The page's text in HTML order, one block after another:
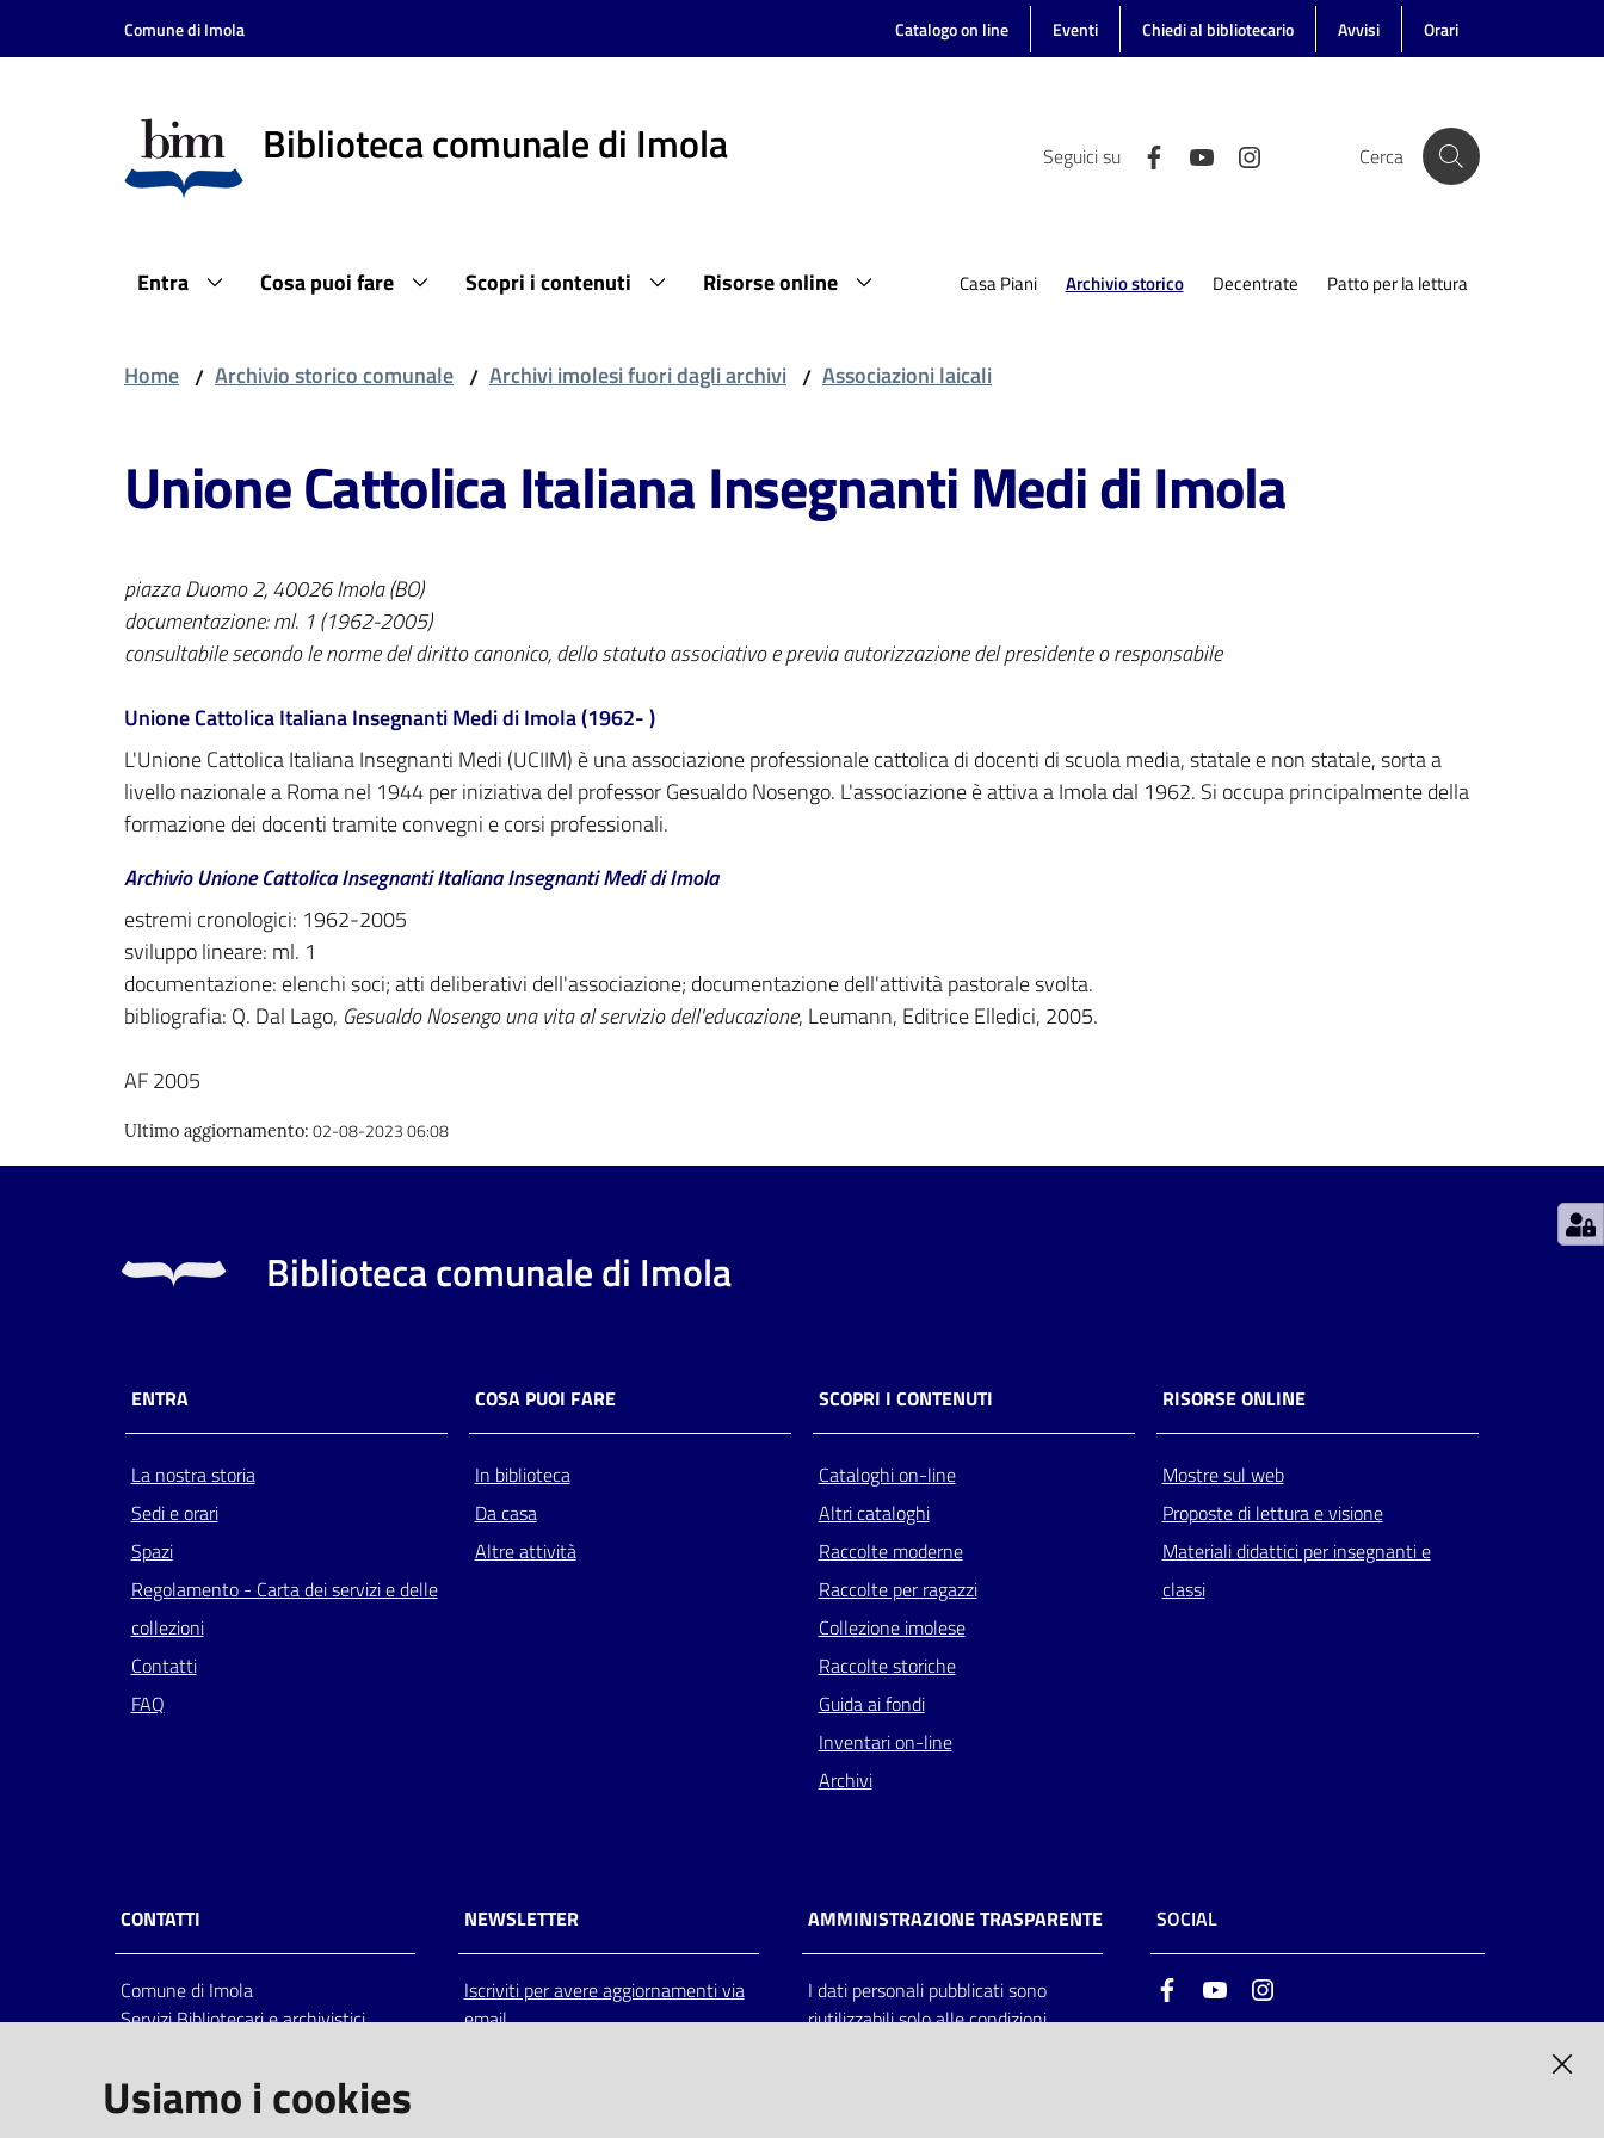
Vai al contenuto
Vai alla navigazione
Comune di Imola Catalogo on line Eventi Chiedi al bibliotecario Avvisi Orari
Biblioteca comunale di Imola Seguici su Cerca
Entra Cosa puoi fare Scopri i contenuti Risorse online Casa Piani Archivio storico
Menu selezionato Decentrate Patto per la lettura
Home / Archivio storico comunale / Archivi imolesi fuori dagli archivi / Associazioni laicali
Unione Cattolica Italiana Insegnanti Medi di Imola
piazza Duomo 2, 40026 Imola (BO)
documentazione: ml. 1 (1962-2005)
consultabile secondo le norme del diritto canonico, dello statuto associativo e previa autorizzazione del presidente o responsabile
Unione Cattolica Italiana Insegnanti Medi di Imola (1962- )
L'Unione Cattolica Italiana Insegnanti Medi (UCIIM) è una associazione professionale cattolica di docenti di scuola media, statale e non statale, sorta a
livello nazionale a Roma nel 1944 per iniziativa del professor Gesualdo Nosengo. L'associazione è attiva a Imola dal 1962. Si occupa principalmente della
formazione dei docenti tramite convegni e corsi professionali.
Archivio Unione Cattolica Insegnanti Italiana Insegnanti Medi di Imola
estremi cronologici: 1962-2005
sviluppo lineare: ml. 1
documentazione: elenchi soci; atti deliberativi dell'associazione; documentazione dell'attività pastorale svolta.
bibliografia: Q. Dal Lago, Gesualdo Nosengo una vita al servizio dell'educazione, Leumann, Editrice Elledici, 2005.
AF 2005
Ultimo aggiornamento: 02-08-2023 06:08
Biblioteca comunale di Imola
ENTRA
La nostra storia
Sedi e orari
Spazi
Regolamento - Carta dei servizi e delle
collezioni
Contatti
FAQ
COSA PUOI FARE
In biblioteca
Da casa
Altre attività
SCOPRI I CONTENUTI
Cataloghi on-line
Altri cataloghi
Raccolte moderne
Raccolte per ragazzi
Collezione imolese
Raccolte storiche
Guida ai fondi
Inventari on-line
Archivi
RISORSE ONLINE
Mostre sul web
Proposte di lettura e visione
Materiali didattici per insegnanti e
classi
CONTATTI
Comune di Imola
Servizi Bibliotecari e archivistici
Italia
centralino: tel 0542.6026.36 fax
NEWSLETTER
Iscriviti per avere aggiornamenti via
email
AMMINISTRAZIONE TRASPARENTE
I dati personali pubblicati sono
riutilizzabili solo alle condizioni
SOCIAL
FacebookYoutube
Usiamo i cookies